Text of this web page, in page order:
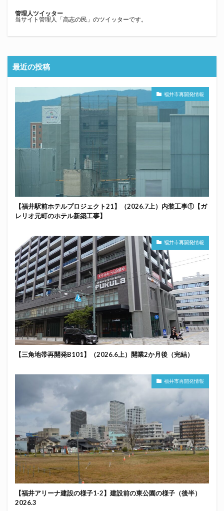
管理人ツイッター
当サイト管理人「高志の民」のツイッターです。
最近の投稿
福井市再開発情報
【福井駅前ホテルプロジェクト21】（2026.7上）内装工事①【ガ
レリオ元町のホテル新築工事】
福井市再開発情報
【三角地帯再開発B101】（2026.6上）開業2か月後（完結）
福井市再開発情報
【福井アリーナ建設の様子1-2】建設前の東公園の様子（後半）
2026.3